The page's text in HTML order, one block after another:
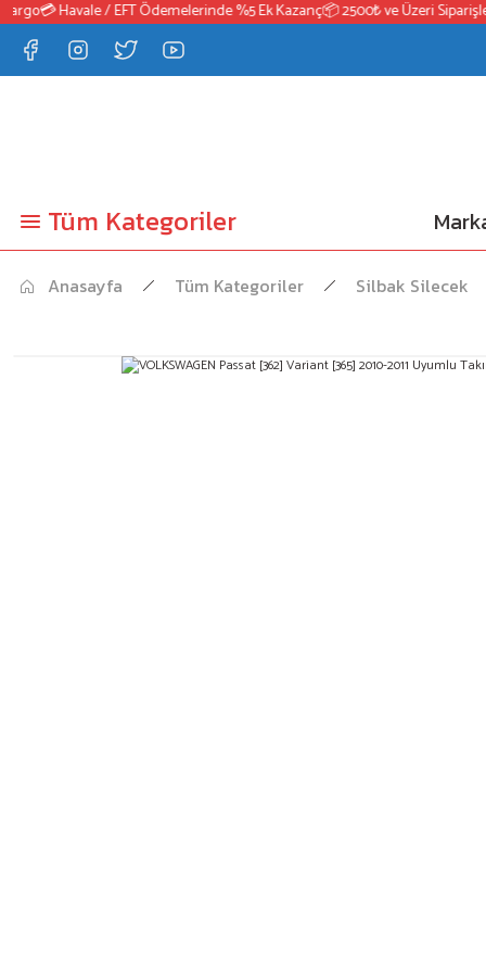
💳 Havale / EFT Ödemelerinde %5 Ek Kazanç📦 2500₺ ve Üzeri
Tüm Kategoriler
Anasayfa Tüm Kategoriler Silbak Silecek